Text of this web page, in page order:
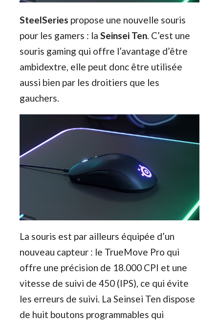
SteelSeries propose une nouvelle souris
pour les gamers : la Seinsei Ten. C’est une
souris gaming qui offre l’avantage d’être
ambidextre, elle peut donc être utilisée
aussi bien par les droitiers que les
gauchers.
La souris est par ailleurs équipée d’un
nouveau capteur : le TrueMove Pro qui
offre une précision de 18.000 CPI et une
vitesse de suivi de 450 (IPS), ce qui évite
les erreurs de suivi. La Seinsei Ten dispose
de huit boutons programmables qui